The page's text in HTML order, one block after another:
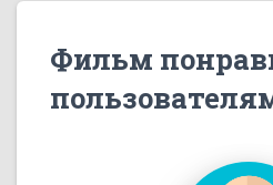
Фильм